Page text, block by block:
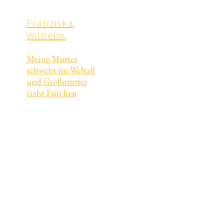
Franziska
Wilhelm
Meine Mutter
schwebt im Weltall
und Großmutter
zieht Furchen